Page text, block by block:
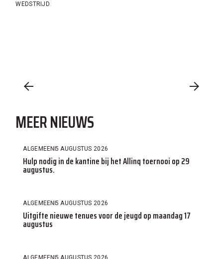
WEDSTRIJD
MEER NIEUWS
ALGEMEEN5 AUGUSTUS 2026
Hulp nodig in de kantine bij het Allinq toernooi op 29
augustus.
ALGEMEEN5 AUGUSTUS 2026
Uitgifte nieuwe tenues voor de jeugd op maandag 17
augustus
ALGEMEEN5 AUGUSTUS 2026